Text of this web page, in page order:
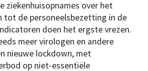
ziekenhuisopnames over het
tot de personeelsbezetting in de
doen het ergste vrezen.
meer virologen en andere
nieuwe lockdown, met
op niet-essentiële